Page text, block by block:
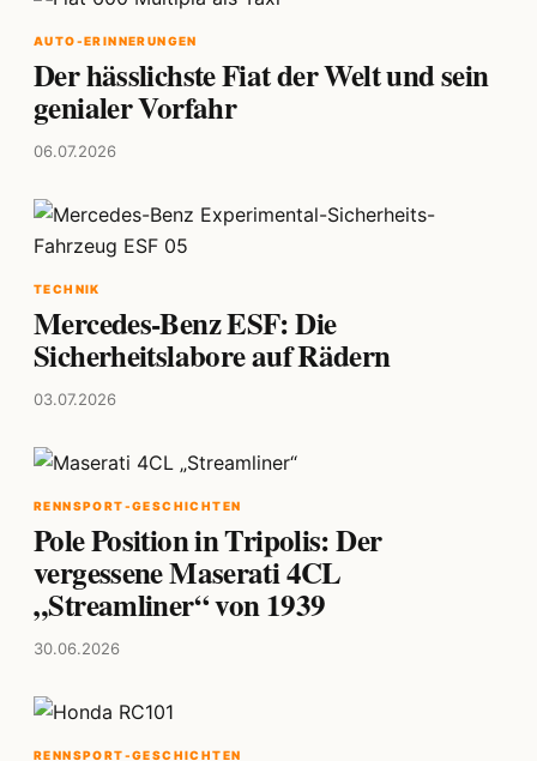
AUTO-ERINNERUNGEN
Der hässlichste Fiat der Welt und sein
genialer Vorfahr
06.07.2026
TECHNIK
Mercedes-Benz ESF: Die
Sicherheitslabore auf Rädern
03.07.2026
RENNSPORT-GESCHICHTEN
Pole Position in Tripolis: Der
vergessene Maserati 4CL
„Streamliner“ von 1939
30.06.2026
RENNSPORT-GESCHICHTEN